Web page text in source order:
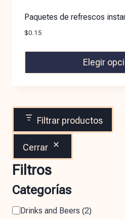
Paquetes de refrescos
$0.15
Elegir
Filtrar productos
Cerrar
Filtros
Categorías
Drinks and Beers (2)